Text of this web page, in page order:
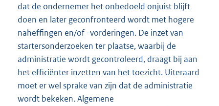
dat de ondernemer het onbedoeld onjuist blijft
doen en later geconfronteerd wordt met hogere
naheffingen en/of -vorderingen. De inzet van
startersonderzoeken ter plaatse, waarbij de
administratie wordt gecontroleerd, draagt bij aan
het efficiënter inzetten van het toezicht. Uiteraard
moet er wel sprake van zijn dat de administratie
wordt bekeken. Algemene